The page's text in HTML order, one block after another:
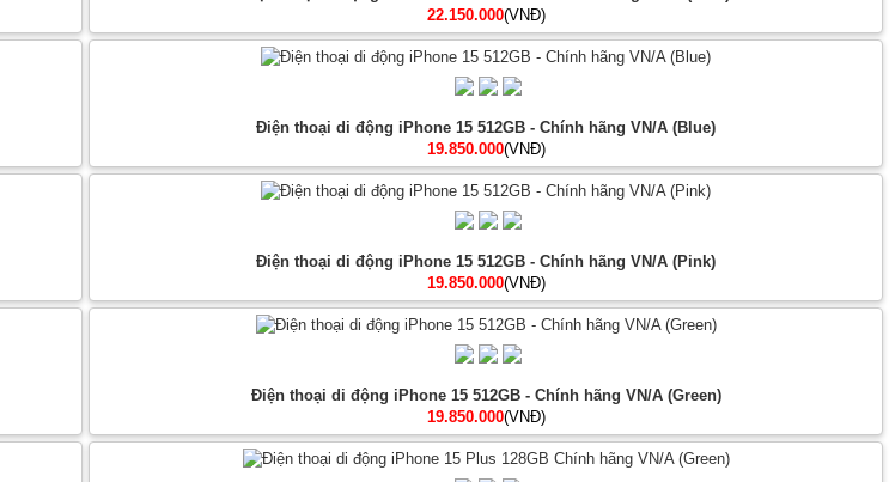
22.150.000(VNĐ)
Điện thoại di động iPhone 15 512GB - Chính hãng VN/A (Blue)
19.850.000(VNĐ)
Điện thoại di động iPhone 15 512GB - Chính hãng VN/A (Pink)
19.850.000(VNĐ)
Điện thoại di động iPhone 15 512GB - Chính hãng VN/A (Green)
19.850.000(VNĐ)